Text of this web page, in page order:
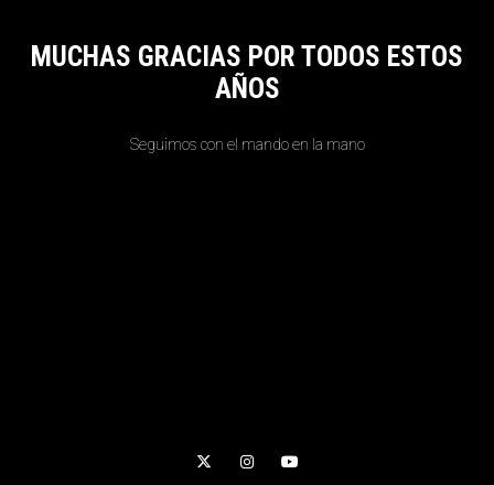
MUCHAS GRACIAS POR TODOS ESTOS
AÑOS
Seguimos con el mando en la mano